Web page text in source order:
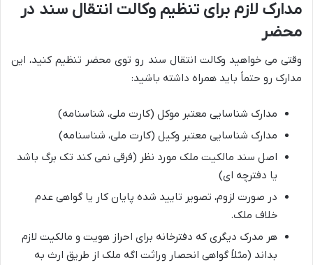
مدارک لازم برای تنظیم وکالت انتقال سند در
محضر
وقتی می خواهید وکالت انتقال سند رو توی محضر تنظیم کنید، این
مدارک رو حتماً باید همراه داشته باشید:
مدارک شناسایی معتبر موکل (کارت ملی، شناسنامه)
مدارک شناسایی معتبر وکیل (کارت ملی، شناسنامه)
اصل سند مالکیت ملک مورد نظر (فرقی نمی کند تک برگ باشد
یا دفترچه ای)
در صورت لزوم، تصویر تایید شده پایان کار یا گواهی عدم
خلاف ملک.
هر مدرک دیگری که دفترخانه برای احراز هویت و مالکیت لازم
بداند (مثلاً گواهی انحصار وراثت اگه ملک از طریق ارث به